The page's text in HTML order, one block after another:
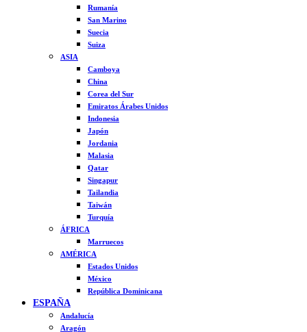
Rumanía
San Marino
Suecia
Suiza
ASIA
Camboya
China
Corea del Sur
Emiratos Árabes Unidos
Indonesia
Japón
Jordania
Malasia
Qatar
Singapur
Tailandia
Taiwán
Turquía
ÁFRICA
Marruecos
AMÉRICA
Estados Unidos
México
República Dominicana
ESPAÑA
Andalucía
Aragón